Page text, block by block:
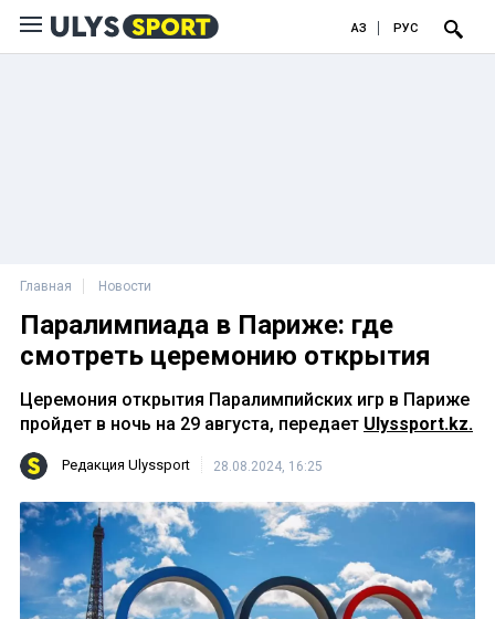
ҚАЗ РУС
Главная Новости
Паралимпиада в Париже: где
смотреть церемонию открытия
Церемония открытия Паралимпийских игр в Париже
пройдет в ночь на 29 августа, передает Ulyssport.kz.
Редакция Ulyssport 28.08.2024, 16:25